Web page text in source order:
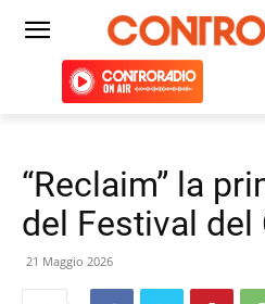
“Reclaim” la
del Festival del
21 Maggio 2026